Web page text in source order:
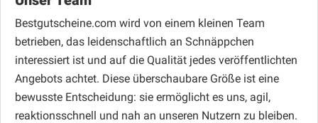
Bestgutscheine.com wird von einem kleinen Team
betrieben, das leidenschaftlich an Schnäppchen
interessiert ist und auf die Qualität jedes veröffentlichten
Angebots achtet. Diese überschaubare Größe ist eine
bewusste Entscheidung: sie ermöglicht es uns, agil,
reaktionsschnell und nah an unseren Nutzern zu bleiben.